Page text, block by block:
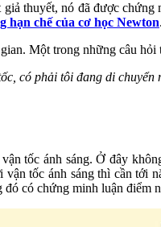
thuyết, nó đã được
chế của cơ học Newton.
Một trong những câu
có phải tôi đang di
tốc ánh sáng. Ở đây
tốc ánh sáng thì cần tới
có chứng minh luận điểm